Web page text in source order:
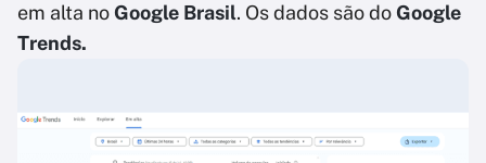
em alta noGoogle Brasil. Os dados são doGoogle
Trends.